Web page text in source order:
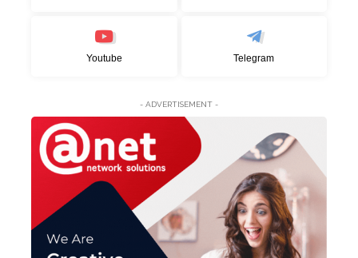
Youtube Telegram
- ADVERTISEMENT -